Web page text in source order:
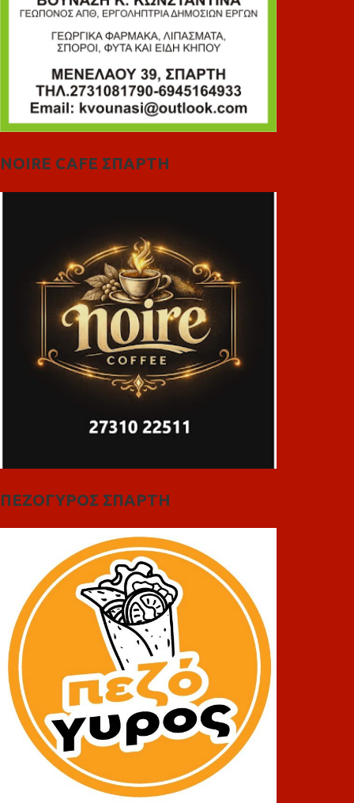
NOIRE CAFE ΣΠΑΡΤΗ
ΠΕΖΟΓΥΡΟΣ ΣΠΑΡΤΗ